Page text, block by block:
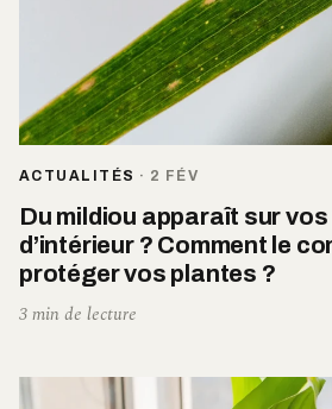
ACTUALITÉS · 2 FÉV
Du mildiou apparaît sur
d’intérieur ? Comment le
protéger vos plantes ?
3 min de lecture